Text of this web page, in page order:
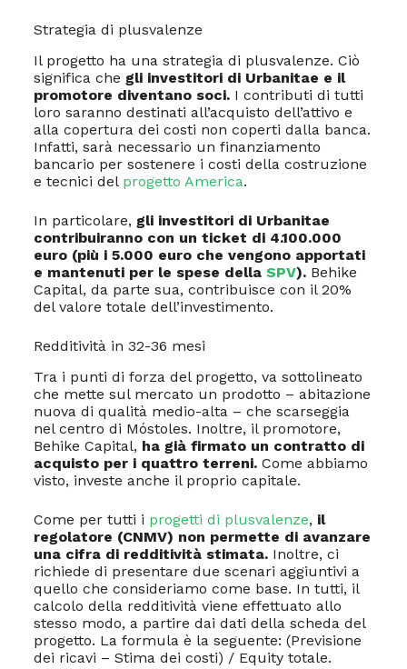
Strategia di plusvalenze
Il progetto ha una strategia di plusvalenze. Ciò
significa che gli investitori di Urbanitae e il
promotore diventano soci.I contributi di tutti
loro saranno destinati all’acquisto dell’attivo e
alla copertura dei costi non coperti dalla banca.
Infatti, sarà necessario un finanziamento
bancario per sostenere i costi della costruzione
e tecnici del progetto America.
In particolare, gli investitori di Urbanitae
contribuiranno con un ticket di 4.100.000
euro (più i 5.000 euro che vengono apportati
e mantenuti per le spese della SPV).Behike
Capital, da parte sua, contribuisce con il 20%
del valore totale dell’investimento.
Redditività in 32-36 mesi
Tra i punti di forza del progetto, va sottolineato
che mette sul mercato un prodotto – abitazione
nuova di qualità medio-alta – che scarseggia
nel centro di Móstoles. Inoltre, il promotore,
Behike Capital, ha già firmato un contratto di
acquisto per i quattro terreni.Come abbiamo
visto, investe anche il proprio capitale.
Come per tutti i progetti di plusvalenze, il
regolatore (CNMV) non permette di avanzare
una cifra di redditività stimata.Inoltre, ci
richiede di presentare due scenari aggiuntivi a
quello che consideriamo come base. In tutti, il
calcolo della redditività viene effettuato allo
stesso modo, a partire dai dati della scheda del
progetto. La formula è la seguente: (Previsione
dei ricavi – Stima dei costi) / Equity totale.